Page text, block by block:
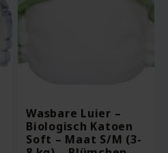
Wasbare Luier –
Biologisch Katoen
Soft – Maat S/M (3-